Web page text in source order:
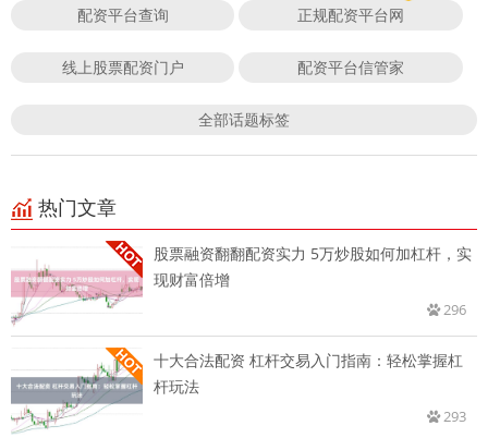
配资平台查询 正规配资平台网
线上股票配资门户 配资平台信管家
全部话题标签
热门文章
股票融资翻翻配资实力 5万炒股如何加杠杆，实
现财富倍增
296
十大合法配资 杠杆交易入门指南：轻松掌握杠
杆玩法
293